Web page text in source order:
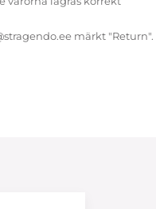
märkt "Return".